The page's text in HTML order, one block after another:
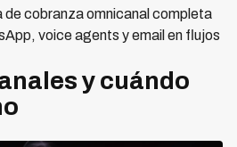
de cobranza omnicanal completa
voice agents y email en flujos
y cuándo